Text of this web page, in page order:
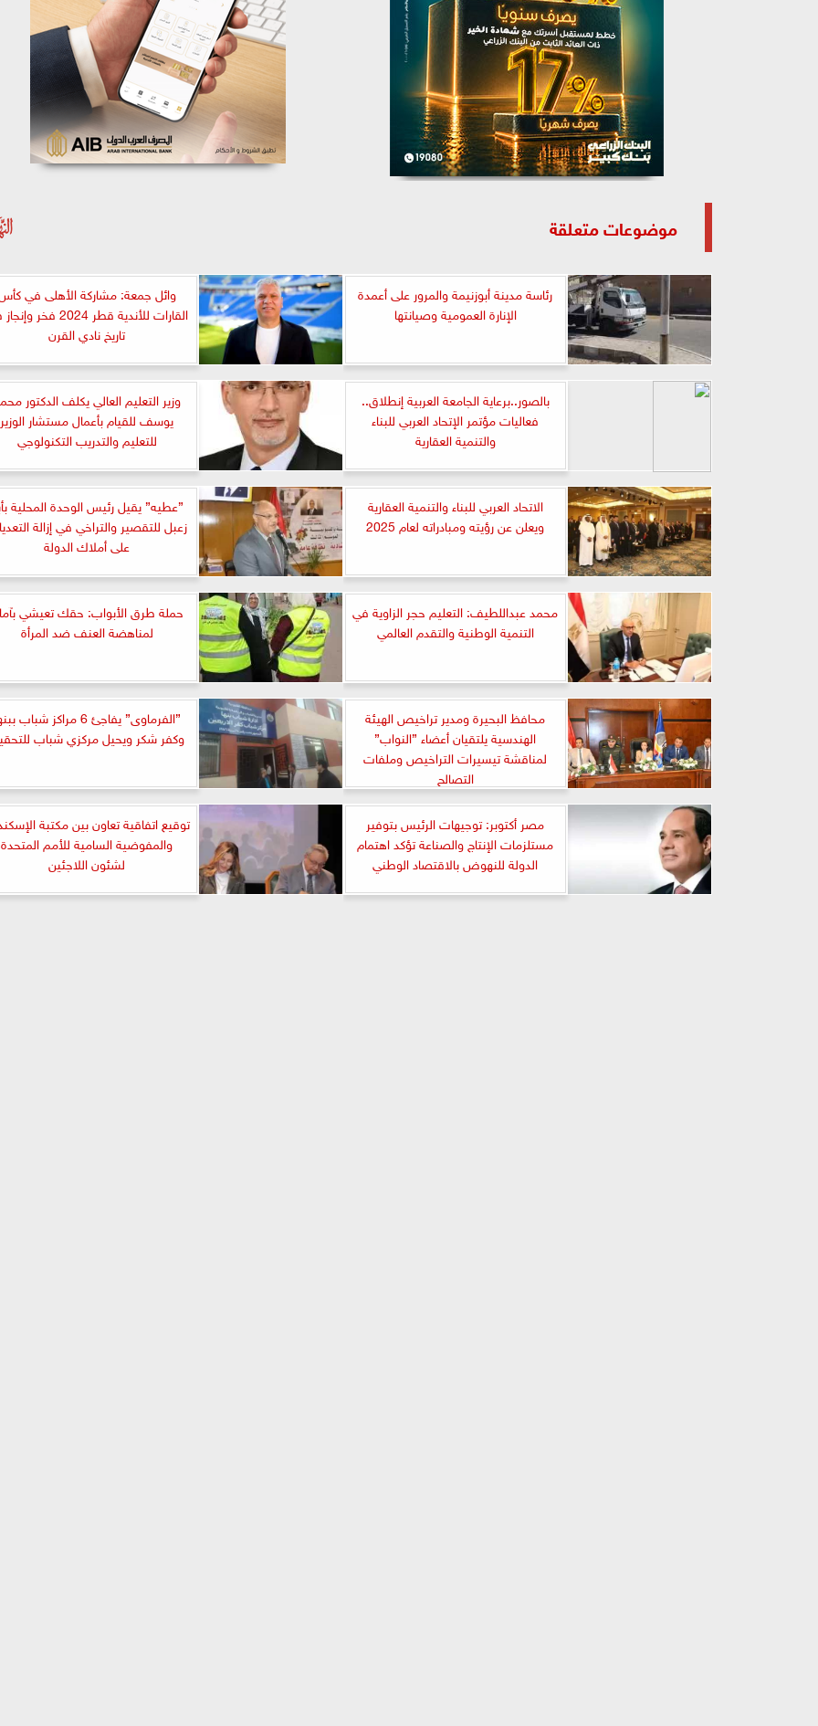
موضوعات متعلقة
رئاسة مدينة أبوزنيمة والمرور على أعمدة
الإنارة العمومية وصيانتها
وائل جمعة: مشاركة الأهلى في
القارات للأندية قطر 2024
تاريخ نادي القرن
بالصور..برعاية الجامعة العربية إنطلاق..
فعاليات مؤتمر الإتحاد العربي للبناء
والتنمية العقارية
وزير التعليم العالي يكلف الدكتور
يوسف للقيام بأعمال مستشار الوزير
للتعليم والتدريب التكنولوجي
الاتحاد العربي للبناء والتنمية العقارية
ويعلن عن رؤيته ومبادراته لعام 2025
”عطيه” يقيل رئيس الوحدة المحلية
زعبل للتقصير والتراخي في إزالة
على أملاك الدولة
محمد عبداللطيف: التعليم حجر الزاوية في
التنمية الوطنية والتقدم العالمي
حملة طرق الأبواب: حقك تعيشي
لمناهضة العنف ضد المرأة
محافظ البحيرة ومدير تراخيص الهيئة
الهندسية يلتقيان أعضاء ”النواب”
لمناقشة تيسيرات التراخيص وملفات
التصالح
”الفرماوى” يفاجئ 6 مراكز شباب
وكفر شكر ويحيل مركزي شباب
مصر أكتوبر: توجيهات الرئيس بتوفير
مستلزمات الإنتاج والصناعة تؤكد اهتمام
الدولة للنهوض بالاقتصاد الوطني
توقيع اتفاقية تعاون بين مكتبة
والمفوضية السامية للأمم المتحدة
لشئون اللاجئين